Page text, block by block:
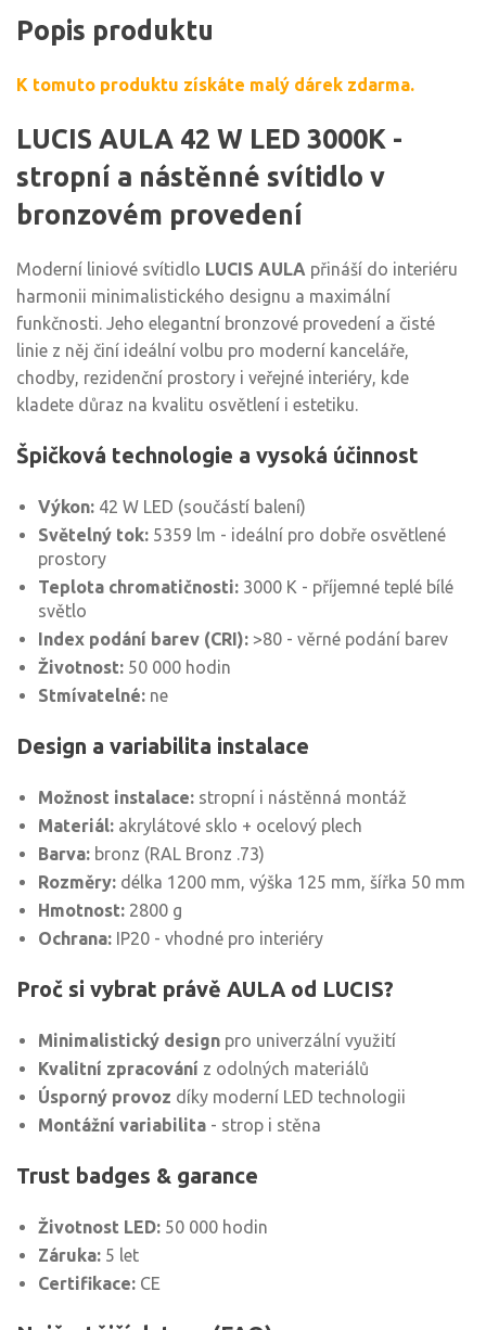
Popis produktu
K tomuto produktu získáte malý dárek zdarma.
LUCIS AULA 42 W LED 3000K -
stropní a nástěnné svítidlo v
bronzovém provedení
Moderní liniové svítidlo LUCIS AULA přináší do interiéru
harmonii minimalistického designu a maximální
funkčnosti. Jeho elegantní bronzové provedení a čisté
linie z něj činí ideální volbu pro moderní kanceláře,
chodby, rezidenční prostory i veřejné interiéry, kde
kladete důraz na kvalitu osvětlení i estetiku.
Špičková technologie a vysoká účinnost
Výkon: 42 W LED (součástí balení)
Světelný tok: 5359 lm - ideální pro dobře osvětlené
prostory
Teplota chromatičnosti: 3000 K - příjemné teplé bílé
světlo
Index podání barev (CRI): >80 - věrné podání barev
Životnost: 50 000 hodin
Stmívatelné: ne
Design a variabilita instalace
Možnost instalace: stropní i nástěnná montáž
Materiál: akrylátové sklo + ocelový plech
Barva: bronz (RAL Bronz .73)
Rozměry: délka 1200 mm, výška 125 mm, šířka 50 mm
Hmotnost: 2800 g
Ochrana: IP20 - vhodné pro interiéry
Proč si vybrat právě AULA od LUCIS?
Minimalistický design pro univerzální využití
Kvalitní zpracování z odolných materiálů
Úsporný provoz díky moderní LED technologii
Montážní variabilita - strop i stěna
Trust badges & garance
Životnost LED: 50 000 hodin
Záruka: 5 let
Certifikace: CE